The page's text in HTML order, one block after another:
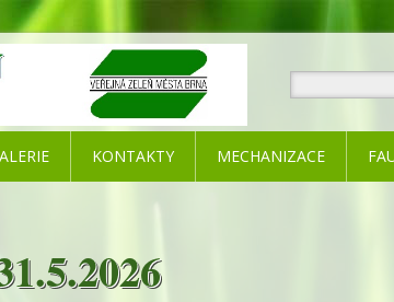
KONTAKTY MECHANIZACE